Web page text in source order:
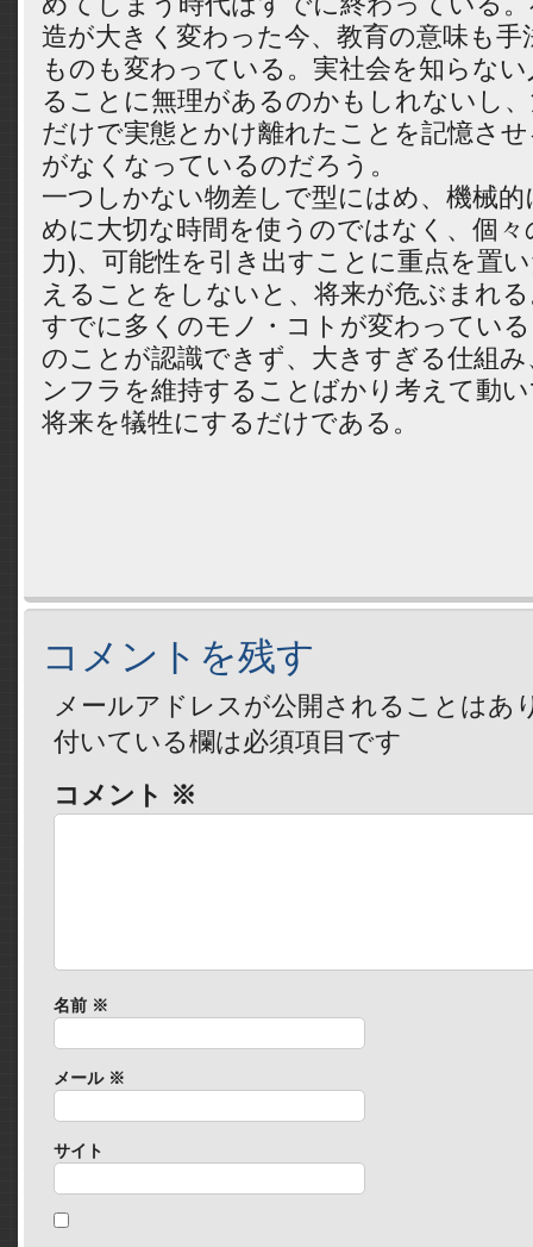
造が大きく変わった今、教育の意味も
ものも変わっている。実社会を知らな
ることに無理があるのかもしれないし
だけで実態とかけ離れたことを記憶さ
がなくなっているのだろう。
一つしかない物差しで型にはめ、機械
めに大切な時間を使うのではなく、個
力)、可能性を引き出すことに重点を置
えることをしないと、将来が危ぶまれ
すでに多くのモノ・コトが変わってい
のことが認識できず、大きすぎる仕組
ンフラを維持することばかり考えて動
将来を犠牲にするだけである。
コメントを残す
メールアドレスが公開されることはあ
付いている欄は必須項目です
コメント ※
名前 ※
メール ※
サイト